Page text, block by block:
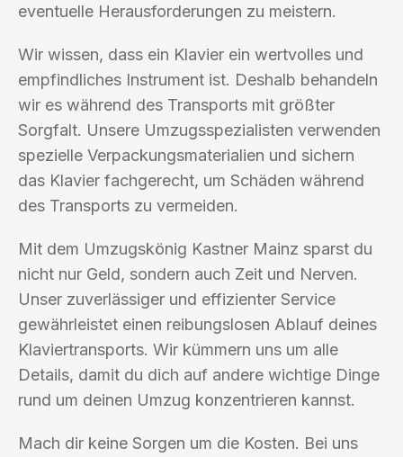
eventuelle Herausforderungen zu meistern.
Wir wissen, dass ein Klavier ein wertvolles und
empfindliches Instrument ist. Deshalb behandeln
wir es während des Transports mit größter
Sorgfalt. Unsere Umzugsspezialisten verwenden
spezielle Verpackungsmaterialien und sichern
das Klavier fachgerecht, um Schäden während
des Transports zu vermeiden.
Mit dem Umzugskönig Kastner Mainz sparst du
nicht nur Geld, sondern auch Zeit und Nerven.
Unser zuverlässiger und effizienter Service
gewährleistet einen reibungslosen Ablauf deines
Klaviertransports. Wir kümmern uns um alle
Details, damit du dich auf andere wichtige Dinge
rund um deinen Umzug konzentrieren kannst.
Mach dir keine Sorgen um die Kosten. Bei uns